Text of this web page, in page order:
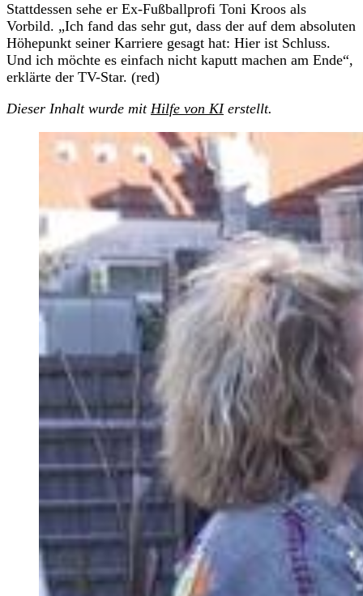
Stattdessen sehe er Ex-Fußballprofi Toni Kroos als
Vorbild. „Ich fand das sehr gut, dass der auf dem absoluten
Höhepunkt seiner Karriere gesagt hat: Hier ist Schluss.
Und ich möchte es einfach nicht kaputt machen am Ende“,
erklärte der TV-Star. (red)
Dieser Inhalt wurde mit Hilfe von KIerstellt.